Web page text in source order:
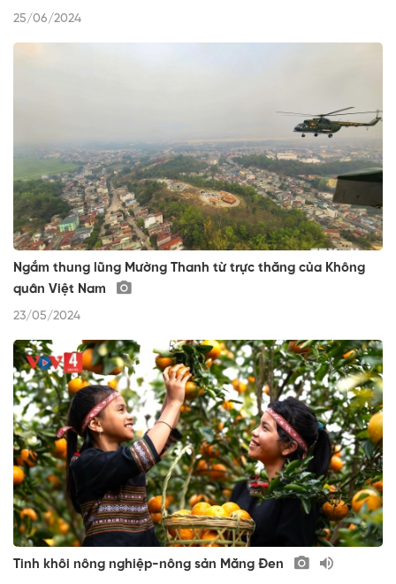
25/06/2024
Ngắm thung lũng Mường Thanh từ trực thăng của Không
quân Việt Nam
23/05/2024
Tinh khôi nông nghiệp-nông sản Măng Đen